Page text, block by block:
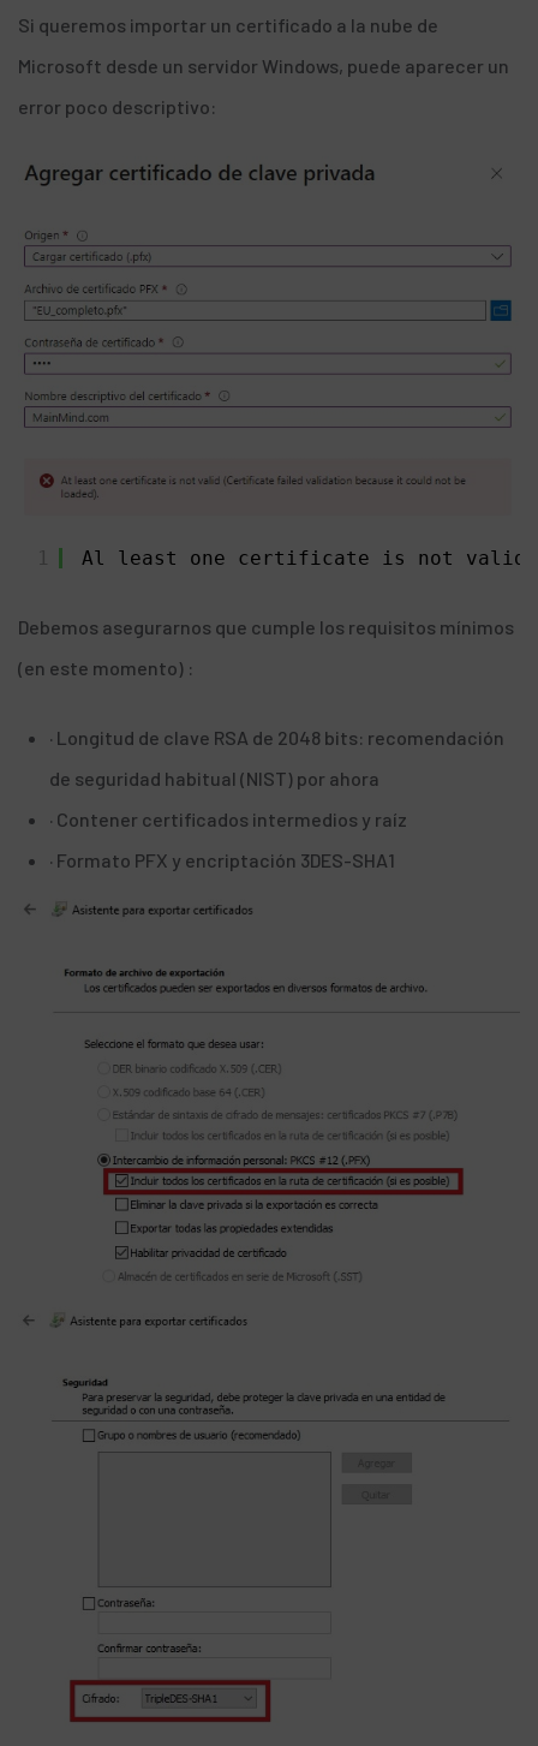
Si queremos importar un certificado a la nube de
Microsoft desde un servidor Windows, puede aparecer un
error poco descriptivo:
1 Al least one certificate is not valid
Debemos asegurarnos que cumple los requisitos mínimos
(en este momento) :
· Longitud de clave RSA de 2048 bits: recomendación
de seguridad habitual (NIST) por ahora
· Contener certificados intermedios y raíz
· Formato PFX y encriptación 3DES-SHA1